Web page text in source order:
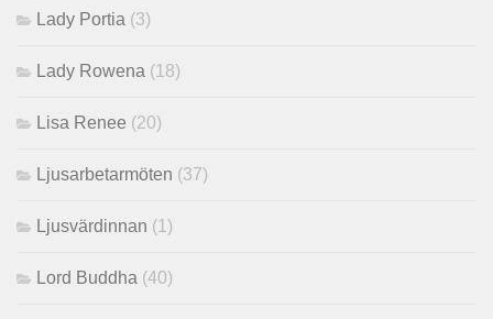
Lady Portia (3)
Lady Rowena (18)
Lisa Renee (20)
Ljusarbetarmöten (37)
Ljusvärdinnan (1)
Lord Buddha (40)